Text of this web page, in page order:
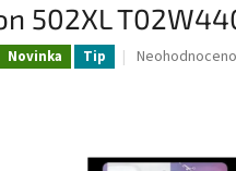
502XL
Novinka Tip
Průměrné
z
Neohodnoceno